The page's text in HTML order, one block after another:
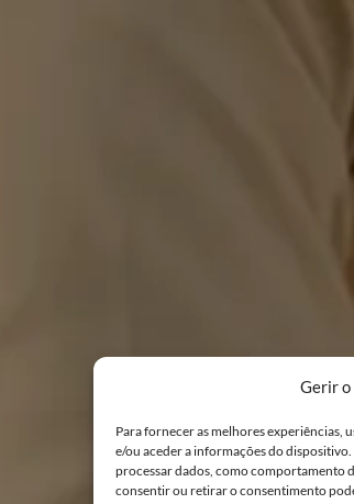
Gerir
Para fornecer as melhores experiências,
e/ou aceder a informações do
processar dados, como comportamento
consentir ou retirar o consentimento